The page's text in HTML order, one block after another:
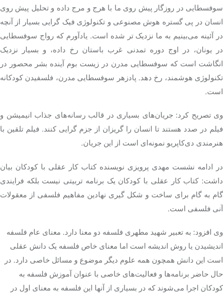
سوفسطایی در روزگار پیش روی ما با هرج و مرج داده و تحلیل پیش روی
انسان در پی گستره هوش مصنوعی و تکنولوژی فیک گرایی بسیار از آنچه
در آئینه می‌بینیم به ما نزدیک تر شده است. یادآورم که رواج سوفسطایی
در یونان، در اوج دوره تمدنی غرب باستان رخ داده، و بسیار نزدیک
انگاشت است که سوفسطایی مدرن در زیست بوم آینده بشر محصور در
تکنولوژی هوشمند، رخ دهد. پادزهر سوفسطایی مدرن، فلسفیدن کودکانه
است.
وی تصریح کرد: جریان‌های بسیاری در قالب رسانه‌های جذاب انیمیشن و
فیلم در صدد هستند تا انسان را گریزان از جزم گرایی کنند. فیلم تلقین با
هنرمندی دی‌کاپریو نمونه‌ای است از این جریان.
در ادامه نشست مهدی پرویزی نویسنده کتاب کار عقلی با کودکان بیان
داشت: کتاب کار عقلی با کودکان یک برنامه تربیتی نیست بلکه فرایندی
گام به گام برای ساخت و شکل گیری نهادین مفاهیم فلسفی از معقولات
آنی فلسفی است.
وی افزود: به تعبیر شهید مطهری فلسفه دو معنا دارد. معنای عام فلسفه
اندیشیدن یا روش اندیشه است اما معنای خاص فلسفه یک دانش عقلی
است این دانش همچون همه علوم دیگر موضوع و مسائل خاصی دارد. در
حال حاضر برنامه‌ها و فعالیت‌های خاصی با عنوان آموزش فلسفه به
کودکان اجرا می‌شوند که در بسیاری از آنها این فلسفه به معنای اول در